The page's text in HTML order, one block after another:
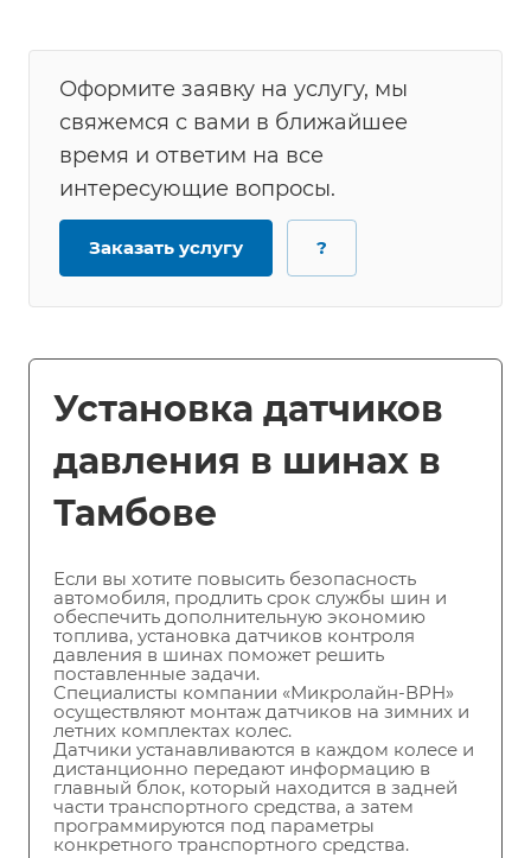
Оформите заявку на услугу, мы
свяжемся с вами в ближайшее
время и ответим на все
интересующие вопросы.
Заказать услугу ?
Установка датчиков
давления в шинах в
Тамбове
Если вы хотите повысить безопасность
автомобиля, продлить срок службы шин и
обеспечить дополнительную экономию
топлива, установка датчиков контроля
давления в шинах поможет решить
поставленные задачи.
Специалисты компании «Микролайн-ВРН»
осуществляют монтаж датчиков на зимних и
летних комплектах колес.
Датчики устанавливаются в каждом колесе и
дистанционно передают информацию в
главный блок, который находится в задней
части транспортного средства, а затем
программируются под параметры
конкретного транспортного средства.